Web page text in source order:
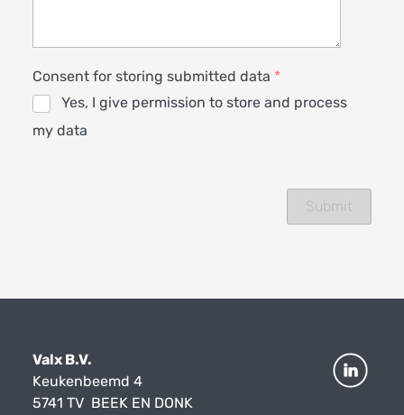
Consent for storing submitted data *
Yes, I give permission to store and process
my data
Valx B.V.
Keukenbeemd 4
5741 TV BEEK EN DONK